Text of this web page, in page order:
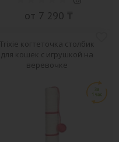
от 7 290 ₸
Trixie когтеточка столбик
для кошек с игрушкой на
веревочке